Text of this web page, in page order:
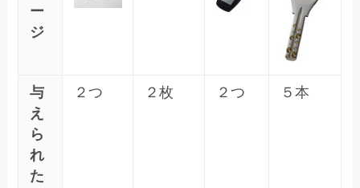
ー
ジ
与
え
ら
れ
た
２つ ２枚 ２つ ５本